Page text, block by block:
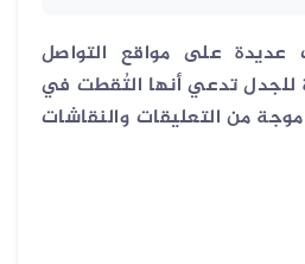
عديدة على مواقع التواصل
للجدل تدعي أنها التُقطت في
موجة من التعليقات والنقاشات